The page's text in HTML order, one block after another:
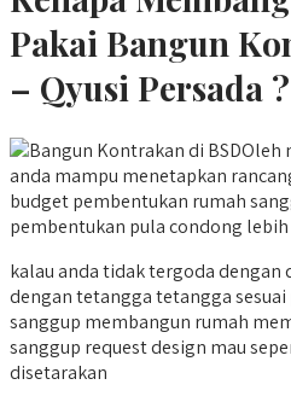
Pakai Bangun
– Qyusi Persada ?
Oleh
anda mampu menetapkan
budget pembentukan rumah
pembentukan pula condong
kalau anda tidak tergoda dengan
dengan tetangga tetangga
sanggup membangun rumah
sanggup request design mau
disetarakan